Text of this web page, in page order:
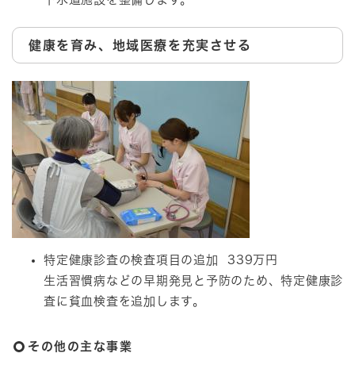
健康を育み、地域医療を充実させる
特定健康診査の検査項目の追加 339万円
生活習慣病などの早期発見と予防のため、特定健康診
査に貧血検査を追加します。
その他の主な事業